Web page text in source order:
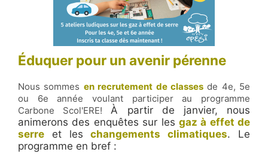
Éduquer pour un avenir pérenne
Nous sommes en recrutement de classesde 4e, 5e
ou 6e année voulant participer au programme
Carbone Scol'ERE! À partir de janvier, nous
animerons des enquêtes sur les gaz à effet de
serre et leschangements climatiques. Le
programme en bref :